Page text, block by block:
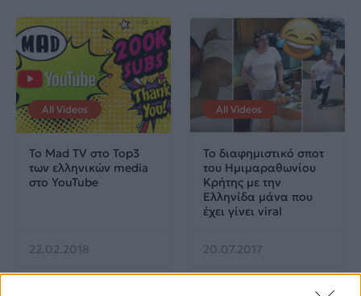
All Videos
Το Mad TV στο Top3
των ελληνικών media
στο YouTube
22.02.2018
All Videos
Το διαφημιστικό σποτ
του Ημιμαραθωνίου
Κρήτης με την
Eλληνίδα μάνα που
έχει γίνει viral
20.07.2017